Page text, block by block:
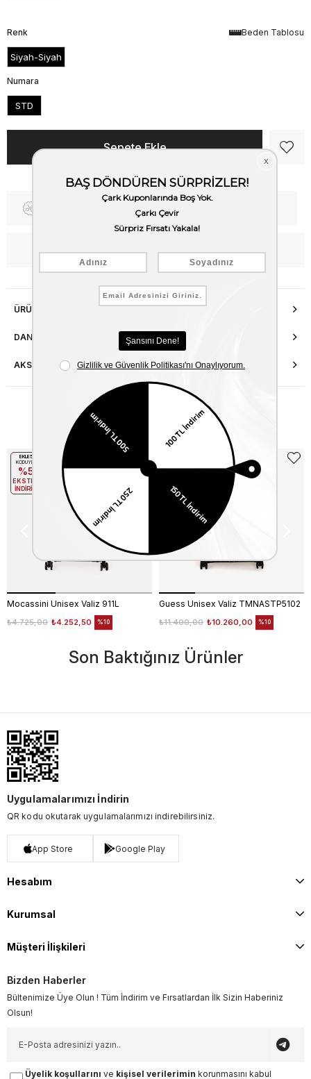
Beden Tablosu
Renk
Siyah-Siyah
Numara
STD
Fiyat Düşünce Haber Ver
WhatsApp’tan Bilgi Al
ÜRÜN ÖZELLIKLERI
DANIŞMA HATTI
AKSESUAR ONARIMI
Benzer Ürünler
Mocassini Unisex Valiz 911L
₺4.252,50
₺4.725,00 %10
EKLE5
KODUYLA
%5
EKSTRA
İNDİRİM
Guess Unisex Valiz TMNASTP5102
₺10.260,00
₺11.400,00 %10
%5
İNDİRİM
Son Baktığınız Ürünler
Uygulamalarımızı İndirin
QR kodu okutarak uygulamalarımızı indirebilirsiniz.
App Store Google Play
Hesabım
Kurumsal
Müşteri İlişkileri
Bizden Haberler
Bültenimize Üye Olun ! Tüm İndirim ve Fırsatlardan İlk Sizin Haberiniz
Olsun!
Üyelik koşullarını ve kişisel verilerimin korunmasını kabul